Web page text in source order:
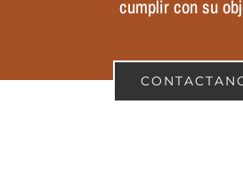
cumplir con su